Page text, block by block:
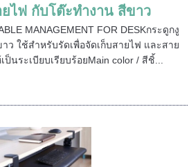
ยไฟ กับโต๊ะทำงาน สีขาว
MANAGEMENT FOR DESKกระดูกงู
ว ใช้สำหรับรัดเพื่อจัดเก็บสายไฟ และสาย
ป็นระเบียบเรียบร้อยMain color / สีชิ้...